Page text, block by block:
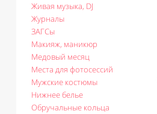
Живая музыка, DJ
Журналы
ЗАГСы
Макияж, маникюр
Медовый месяц
Места для фотосессий
Мужские костюмы
Нижнее белье
Обручальные кольца